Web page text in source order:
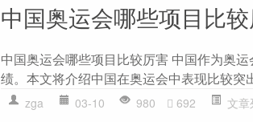
中国奥运会哪些项目比
中国奥运会哪些项目比较厉害 中国作为奥
绩。本文将介绍中国在奥运会中表现比较突
zga 03-10 980 692 文章